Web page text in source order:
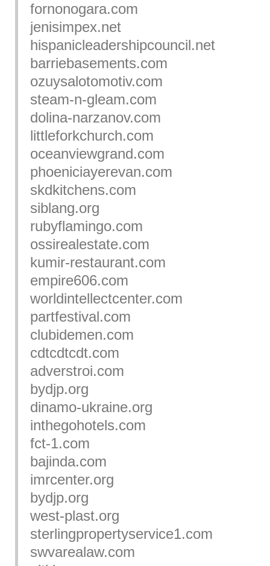
fornonogara.com
jenisimpex.net
hispanicleadershipcouncil.net
barriebasements.com
ozuysalotomotiv.com
steam-n-gleam.com
dolina-narzanov.com
littleforkchurch.com
oceanviewgrand.com
phoeniciayerevan.com
skdkitchens.com
siblang.org
rubyflamingo.com
ossirealestate.com
kumir-restaurant.com
empire606.com
worldintellectcenter.com
partfestival.com
clubidemen.com
cdtcdtcdt.com
adverstroi.com
bydjp.org
dinamo-ukraine.org
inthegohotels.com
fct-1.com
bajinda.com
imrcenter.org
bydjp.org
west-plast.org
sterlingpropertyservice1.com
swvarealaw.com